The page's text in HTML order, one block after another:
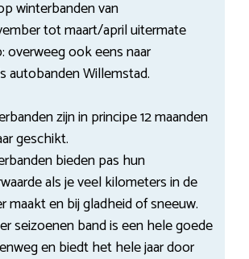
winterbanden van
tot maart/april uitermate
overweeg ook eens naar
autobanden Willemstad.
zijn in principe 12 maanden
geschikt.
bieden pas hun
als je veel kilometers in de
maakt en bij gladheid of sneeuw.
seizoenen band is een hele goede
en biedt het hele jaar door